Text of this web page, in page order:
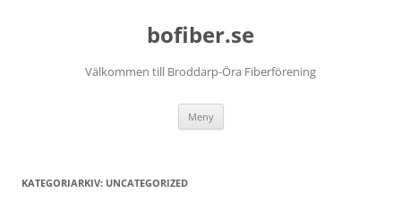
bofiber.se
Välkommen till Broddarp-Öra Fiberförening
Meny
KATEGORIARKIV: UNCATEGORIZED